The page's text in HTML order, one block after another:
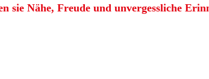
Nähe, Freude und unvergessliche